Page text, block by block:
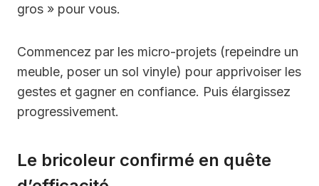
gros » pour vous.
Commencez par les micro-projets (repeindre un
meuble, poser un sol vinyle) pour apprivoiser les
gestes et gagner en confiance. Puis élargissez
progressivement.
Le bricoleur confirmé en quête